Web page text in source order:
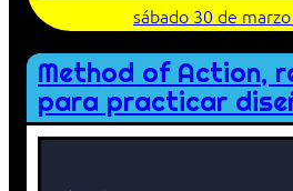
sábado 30 de
Method of Action,
para practicar